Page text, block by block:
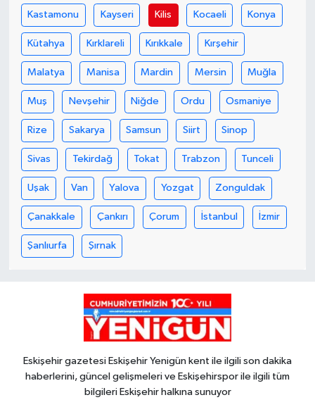
Kastamonu Kayseri Kilis Kocaeli Konya
Kütahya Kırklareli Kırıkkale Kırşehir
Malatya Manisa Mardin Mersin Muğla
Muş Nevşehir Niğde Ordu Osmaniye
Rize Sakarya Samsun Siirt Sinop
Sivas Tekirdağ Tokat Trabzon Tunceli
Uşak Van Yalova Yozgat Zonguldak
Çanakkale Çankırı Çorum İstanbul İzmir
Şanlıurfa Şırnak
Eskişehir gazetesi Eskişehir Yenigün kent ile ilgili son dakika
haberlerini, güncel gelişmeleri ve Eskişehirspor ile ilgili tüm
bilgileri Eskişehir halkına sunuyor